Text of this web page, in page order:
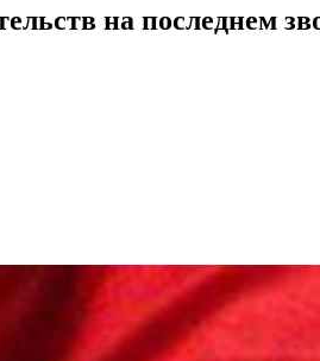
на последнем